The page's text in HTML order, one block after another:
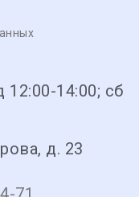
12:00-14:00; сб
д. 23